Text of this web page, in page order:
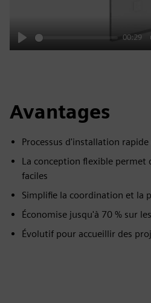
Play
00:29
Avantages
Processus d'installation rapide
La conception flexible permet
faciles
Simplifie la coordination et la
Économise jusqu'à 70 % sur
Évolutif pour accueillir des